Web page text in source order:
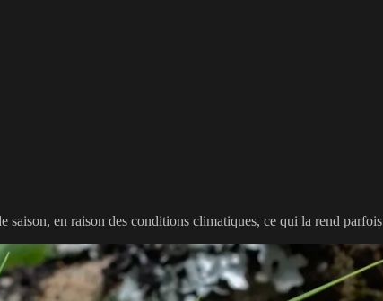
saison, en raison des conditions climatiques, ce qui la rend